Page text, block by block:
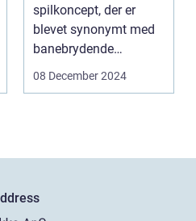
spilkoncept, der er
blevet synonymt med
banebrydende
innovation inden for
08 December 2024